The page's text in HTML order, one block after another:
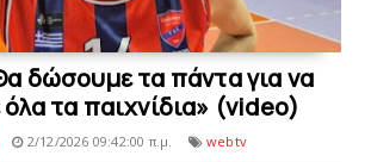
δώσουμε τα πάντα για να
τα παιχνίδια» (video)
2/12/2026 09:42:00 π.μ. webtv